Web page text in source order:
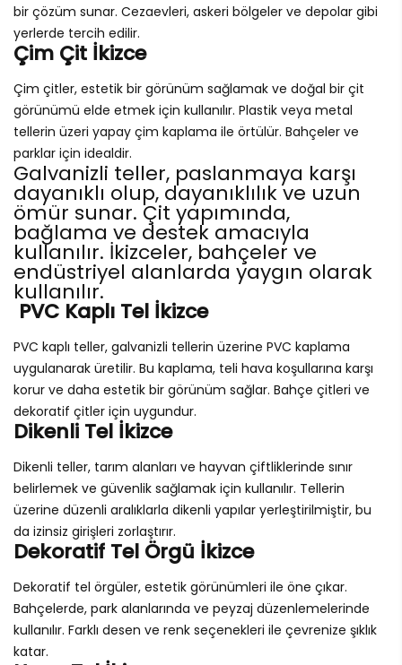
bir çözüm sunar. Cezaevleri, askeri bölgeler ve depolar gibi
yerlerde tercih edilir.
Çim Çit İkizce
Çim çitler, estetik bir görünüm sağlamak ve doğal bir çit
görünümü elde etmek için kullanılır. Plastik veya metal
tellerin üzeri yapay çim kaplama ile örtülür. Bahçeler ve
parklar için idealdir.
Galvanizli teller, paslanmaya karşı
dayanıklı olup, dayanıklılık ve uzun
ömür sunar. Çit yapımında,
bağlama ve destek amacıyla
kullanılır. İkizceler, bahçeler ve
endüstriyel alanlarda yaygın olarak
kullanılır.
PVC Kaplı Tel İkizce
PVC kaplı teller, galvanizli tellerin üzerine PVC kaplama
uygulanarak üretilir. Bu kaplama, teli hava koşullarına karşı
korur ve daha estetik bir görünüm sağlar. Bahçe çitleri ve
dekoratif çitler için uygundur.
Dikenli Tel İkizce
Dikenli teller, tarım alanları ve hayvan çiftliklerinde sınır
belirlemek ve güvenlik sağlamak için kullanılır. Tellerin
üzerine düzenli aralıklarla dikenli yapılar yerleştirilmiştir, bu
da izinsiz girişleri zorlaştırır.
Dekoratif Tel Örgü İkizce
Dekoratif tel örgüler, estetik görünümleri ile öne çıkar.
Bahçelerde, park alanlarında ve peyzaj düzenlemelerinde
kullanılır. Farklı desen ve renk seçenekleri ile çevrenize şıklık
katar.